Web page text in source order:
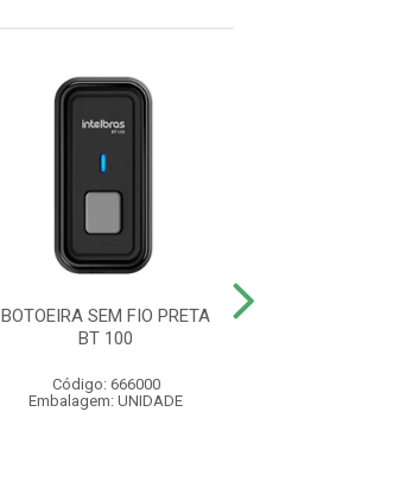
BOTOEIRA SEM FIO PRETA
BT 100
Código: 666000
Embalagem: UNIDADE